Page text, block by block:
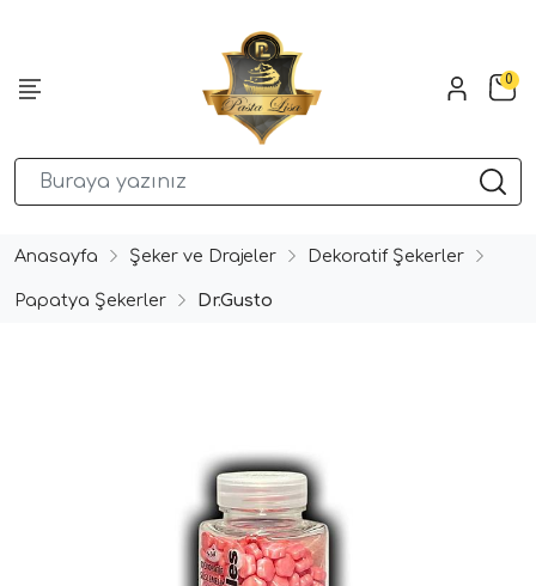
0
Anasayfa Şeker ve Drajeler Dekoratif Şekerler
Papatya Şekerler Dr.Gusto